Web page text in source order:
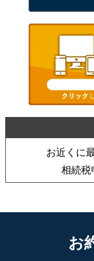
お近くに
相続税
お